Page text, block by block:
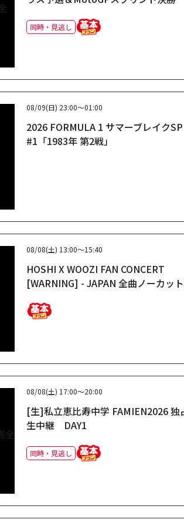
同時・見逃し
08/09(日) 23:00～01:00
2026 FORMULA 1 サマーブレイク
#1「1983年 第2戦」
08/08(土) 13:00～15:40
HOSHI X WOOZI FAN CONCERT
[WARNING] - JAPAN 全曲ノーカッ
08/08(土) 17:00～20:00
[生]私立恵比寿中学 FAMIEN2026 独
生中継 DAY1
同時・見逃し